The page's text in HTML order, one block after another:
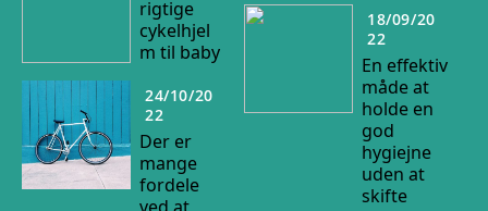
rigtige
cykelhjel
m til baby
24/10/20
22
Der er
mange
fordele
18/09/20
22
En effektiv
måde at
holde en
god
hygiejne
uden at
skifte